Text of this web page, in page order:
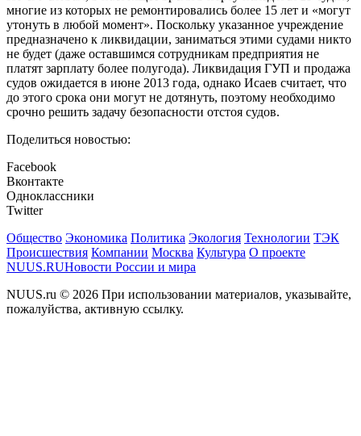
многие из которых не ремонтировались более 15 лет и «могут
утонуть в любой момент». Поскольку указанное учреждение
предназначено к ликвидации, заниматься этими судами никто
не будет (даже оставшимся сотрудникам предприятия не
платят зарплату более полугода). Ликвидация ГУП и продажа
судов ожидается в июне 2013 года, однако Исаев считает, что
до этого срока они могут не дотянуть, поэтому необходимо
срочно решить задачу безопасности отстоя судов.
Поделиться новостью:
Facebook
Вконтакте
Одноклассники
Twitter
Общество Экономика Политика Экология Технологии ТЭК
Происшествия Компании Москва Культура О проекте
NUUS.RUНовости России и мира
NUUS.ru © 2026 При использовании материалов, указывайте,
пожалуйства, активную ссылку.